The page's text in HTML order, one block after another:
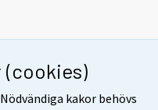
kakor behövs